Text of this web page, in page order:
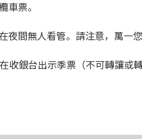
車票。
間無人看管。請注意，萬一
收銀台出示季票（不可轉讓